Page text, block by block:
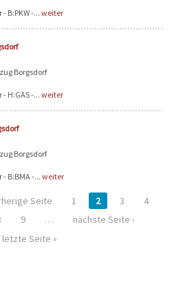
B:PKW -... weiter
Borgsdorf
H:GAS -...weiter
Borgsdorf
- B:BMA -... weiter
Seite 1 2 3
4
9 …
nächste Seite ›
letzte Seite »